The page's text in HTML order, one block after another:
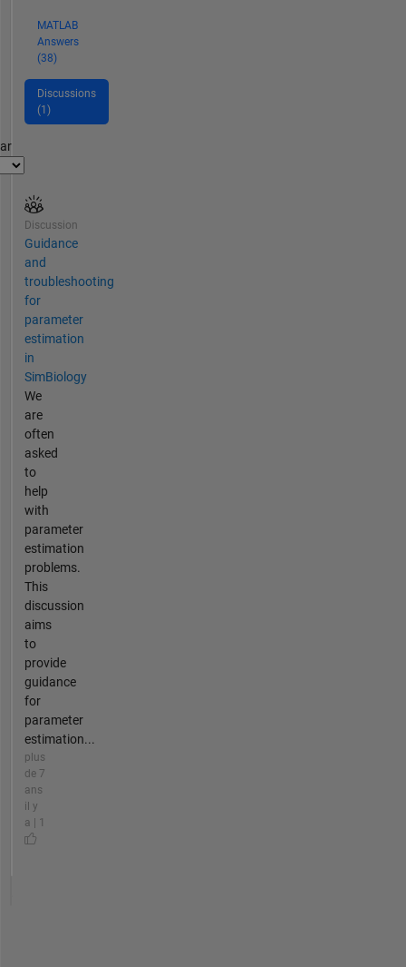
MATLAB
Answers
(38)
Discussions
(1)
Discussion
Guidance
and
troubleshooting
for
parameter
estimation
in
SimBiology
We
are
often
asked
to
help
with
parameter
estimation
problems.
This
discussion
aims
to
provide
guidance
for
parameter
estimation...
plus
de 7
ans
il y
a | 1